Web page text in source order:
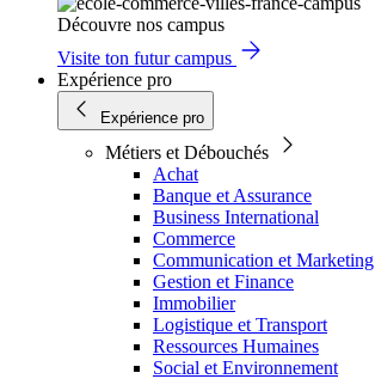
Découvre nos campus
Visite ton futur campus
Expérience pro
Expérience pro
Métiers et Débouchés
Achat
Banque et Assurance
Business International
Commerce
Communication et Marketing
Gestion et Finance
Immobilier
Logistique et Transport
Ressources Humaines
Social et Environnement